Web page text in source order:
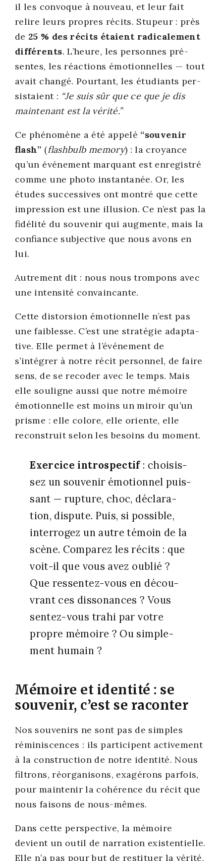
il les convoque à nou­veau, et leur fait
relire leurs propres récits. Stu­peur : près
de 25 % des récits étaient radi­ca­le­ment
dif­fé­rents. L’heure, les per­sonnes pré­
sentes, les réac­tions émo­tion­nelles — tout
avait chan­gé. Pour­tant, les étu­diants per­
sis­taient : “Je suis sûr que ce que je dis
main­te­nant est la véri­té.”
Ce phé­no­mène a été appe­lé “sou­ve­nir
flash” (fla­sh­bulb memo­ry) : la croyance
qu’un évé­ne­ment mar­quant est enre­gis­tré
comme une pho­to ins­tan­ta­née. Or, les
études suc­ces­sives ont mon­tré que cette
impres­sion est une illu­sion. Ce n’est pas la
fidé­li­té du sou­ve­nir qui aug­mente, mais la
confiance sub­jec­tive que nous avons en
lui.
Autre­ment dit : nous nous trom­pons avec
une inten­si­té convain­cante.
Cette dis­tor­sion émo­tion­nelle n’est pas
une fai­blesse. C’est une stra­té­gie adap­ta­
tive. Elle per­met à l’événement de
s’intégrer à notre récit per­son­nel, de faire
sens, de se reco­der avec le temps. Mais
elle sou­ligne aus­si que notre mémoire
émo­tion­nelle est moins un miroir qu’un
prisme : elle colore, elle oriente, elle
recons­truit selon les besoins du moment.
Exer­cice intros­pec­tif: choi­sis­
sez un sou­ve­nir émo­tion­nel puis­
sant — rup­ture, choc, décla­ra­
tion, dis­pute. Puis, si pos­sible,
inter­ro­gez un autre témoin de la
scène. Com­pa­rez les récits : que
voit-il que vous avez oublié ?
Que res­sen­tez-vous en décou­
vrant ces dis­so­nances ? Vous
sen­tez-vous tra­hi par votre
propre mémoire ? Ou sim­ple­
ment humain ?
Mémoire et identité : se
souvenir, c’est se raconter
Nos sou­ve­nirs ne sont pas de simples
rémi­nis­cences : ils par­ti­cipent acti­ve­ment
à la construc­tion de notre iden­ti­té. Nous
fil­trons, réor­ga­ni­sons, exa­gé­rons par­fois,
pour main­te­nir la cohé­rence du récit que
nous fai­sons de nous-mêmes.
Dans cette pers­pec­tive, la mémoire
devient un outil de nar­ra­tion exis­ten­tielle.
Elle n’a pas pour but de res­ti­tuer la véri­té,